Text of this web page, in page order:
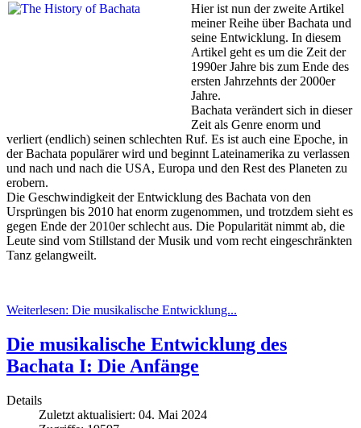
Hier ist nun der zweite Artikel
meiner Reihe über Bachata und
seine Entwicklung. In diesem
Artikel geht es um die Zeit der
1990er Jahre bis zum Ende des
ersten Jahrzehnts der 2000er
Jahre.
Bachata verändert sich in dieser
Zeit als Genre enorm und
verliert (endlich) seinen schlechten Ruf. Es ist auch eine Epoche, in
der Bachata populärer wird und beginnt Lateinamerika zu verlassen
und nach und nach die USA, Europa und den Rest des Planeten zu
erobern.
Die Geschwindigkeit der Entwicklung des Bachata von den
Ursprüngen bis 2010 hat enorm zugenommen, und trotzdem sieht es
gegen Ende der 2010er schlecht aus. Die Popularität nimmt ab, die
Leute sind vom Stillstand der Musik und vom recht eingeschränkten
Tanz gelangweilt.
Weiterlesen: Die musikalische Entwicklung...
Die musikalische Entwicklung des
Bachata I: Die Anfänge
Details
Zuletzt aktualisiert: 04. Mai 2024